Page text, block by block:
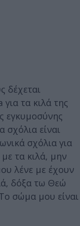
δέχεται
τα κιλά της
εγκυμοσύνης
σχόλια είναι
σχόλια για
τα κιλά, μην
λένε με έχουν
δόξα τω Θεώ
σώμα μου είναι